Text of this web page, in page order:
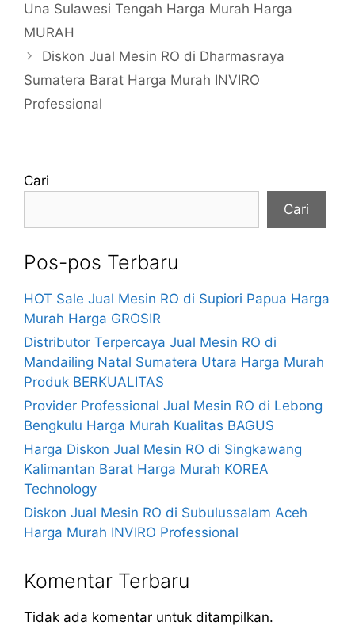
Una Sulawesi Tengah Harga Murah Harga
MURAH
Diskon Jual Mesin RO di Dharmasraya
Sumatera Barat Harga Murah INVIRO
Professional
Cari
Cari
Pos-pos Terbaru
HOT Sale Jual Mesin RO di Supiori Papua Harga
Murah Harga GROSIR
Distributor Terpercaya Jual Mesin RO di
Mandailing Natal Sumatera Utara Harga Murah
Produk BERKUALITAS
Provider Professional Jual Mesin RO di Lebong
Bengkulu Harga Murah Kualitas BAGUS
Harga Diskon Jual Mesin RO di Singkawang
Kalimantan Barat Harga Murah KOREA
Technology
Diskon Jual Mesin RO di Subulussalam Aceh
Harga Murah INVIRO Professional
Komentar Terbaru
Tidak ada komentar untuk ditampilkan.